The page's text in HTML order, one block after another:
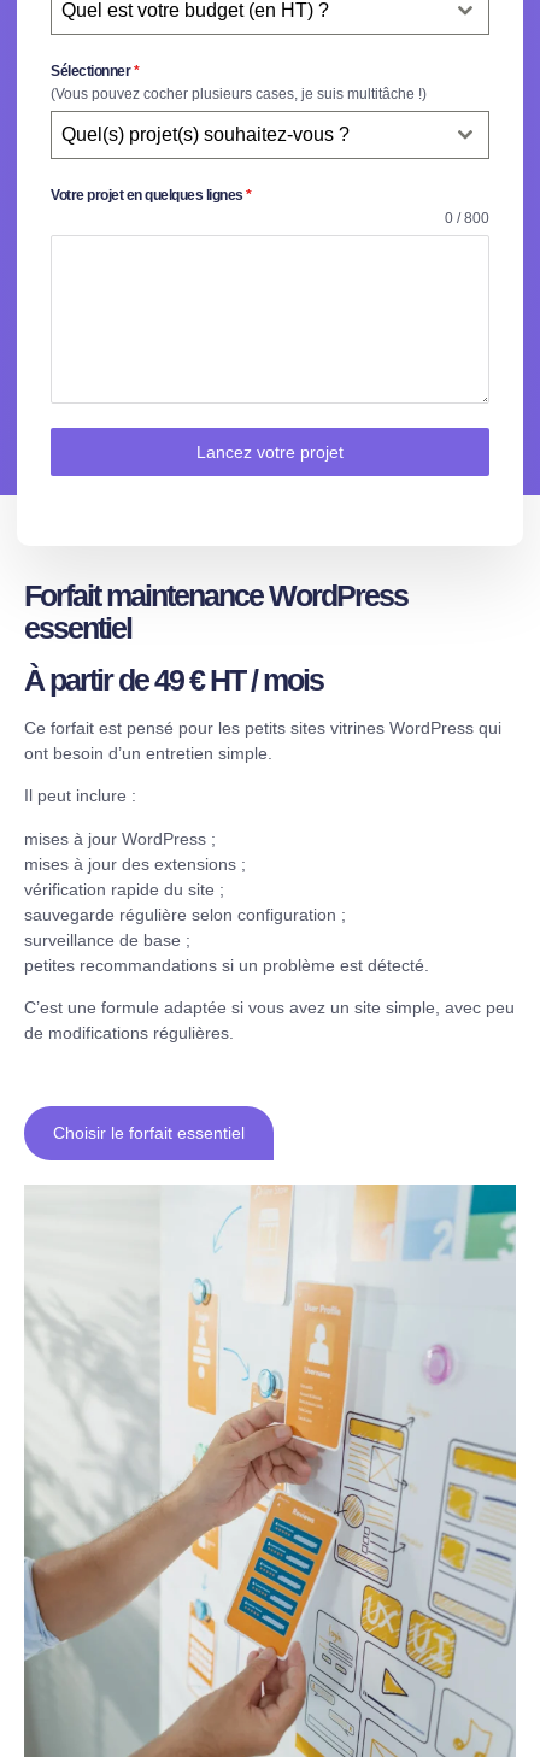
Quel est votre budget (en HT) ?
Sélectionner*
(Vous pouvez cocher plusieurs cases, je suis multitâche !)
Quel(s) projet(s) souhaitez-vous ?
Votre projet en quelques lignes *
0 / 800
Lancez votre projet
Forfait maintenance WordPress
essentiel
À partir de 49 € HT / mois
Ce forfait est pensé pour les petits sites vitrines WordPress qui
ont besoin d’un entretien simple.
Il peut inclure :
mises à jour WordPress ;
mises à jour des extensions ;
vérification rapide du site ;
sauvegarde régulière selon configuration ;
surveillance de base ;
petites recommandations si un problème est détecté.
C’est une formule adaptée si vous avez un site simple, avec peu
de modifications régulières.
Choisir le forfait essentiel